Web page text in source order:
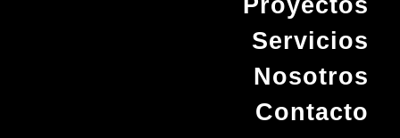
Servicios
Nosotros
Contacto